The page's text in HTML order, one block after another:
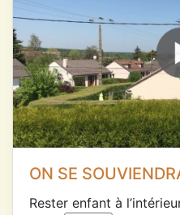
ON SE
Rester enfant à